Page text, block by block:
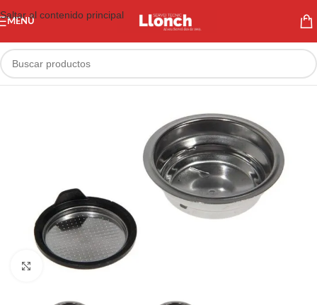
Saltar al contenido principal
MENÚ
Haga clic para ampliar